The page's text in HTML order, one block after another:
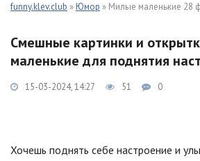
funny.klev.club »Юмор » Милые маленькие 28
Смешные картинки и
маленькие для поднятия
15-03-2024, 14:27 51 0
Хочешь поднять себе настроение и